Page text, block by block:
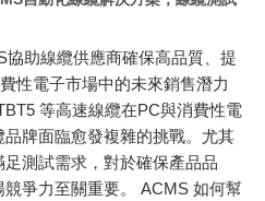
助線纜供應商確保高品質、提
性電子市場中的未來銷售潛力
等高速線纜在PC與消費性電
牌面臨愈發複雜的挑戰。尤其
測試需求，對於確保產品品
爭力至關重要。 ACMS 如何幫